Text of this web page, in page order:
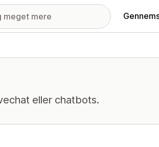
eller chatbots.